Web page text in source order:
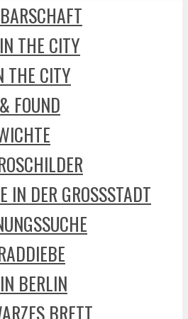
THE CITY
THE CITY
FOUND
IN DER GROSSSTADT
BERLIN
BRETT